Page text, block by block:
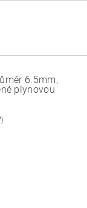
6.5mm,
plynovou